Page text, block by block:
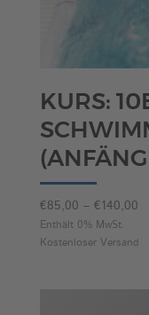
KURS:
€85,00 – € 140,00
bis
Enthält 0% MwSt.
Kostenloser Versand